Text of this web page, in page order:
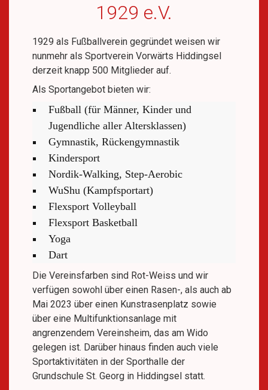
1929 e.V.
1929 als Fußballverein gegründet weisen wir
nunmehr als Sportverein Vorwärts Hiddingsel
derzeit knapp 500 Mitglieder auf.
Als Sportangebot bieten wir:
Fußball (für Männer, Kinder und
Jugendliche aller Altersklassen)
Gymnastik, Rückengymnastik
Kindersport
Nordik-Walking, Step-Aerobic
WuShu (Kampfsportart)
Flexsport Volleyball
Flexsport Basketball
Yoga
Dart
Die Vereinsfarben sind Rot-Weiss und wir
verfügen sowohl über einen Rasen-, als auch ab
Mai 2023 über einen Kunstrasenplatz sowie
über eine Multifunktionsanlage mit
angrenzendem Vereinsheim, das am Wido
gelegen ist. Darüber hinaus finden auch viele
Sportaktivitäten in der Sporthalle der
Grundschule St. Georg in Hiddingsel statt.